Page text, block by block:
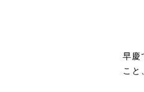
早慶
こと